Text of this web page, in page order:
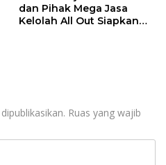
dan Pihak Mega Jasa
Kelolah All Out Siapkan
Ruas yang wajib